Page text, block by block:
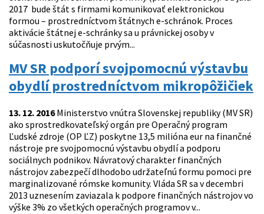
2017 bude štát s firmami komunikovať elektronickou
formou – prostredníctvom štátnych e-schránok. Proces
aktivácie štátnej e-schránky sa u právnickej osoby v
súčasnosti uskutočňuje prvým...
MV SR podporí svojpomocnú výstavbu
obydlí prostredníctvom mikropôžičiek
13. 12. 2016Ministerstvo vnútra Slovenskej republiky (MV SR)
ako sprostredkovateľský orgán pre Operačný program
Ľudské zdroje (OP ĽZ) poskytne 13,5 milióna eur na finančné
nástroje pre svojpomocnú výstavbu obydlí a podporu
sociálnych podnikov. Návratový charakter finančných
nástrojov zabezpečí dlhodobo udržateľnú formu pomoci pre
marginalizované rómske komunity. Vláda SR sa v decembri
2013 uznesením zaviazala k podpore finančných nástrojov vo
výške 3% zo všetkých operačných programov v...